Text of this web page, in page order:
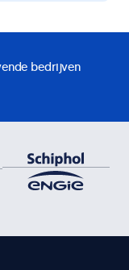
bedrijven